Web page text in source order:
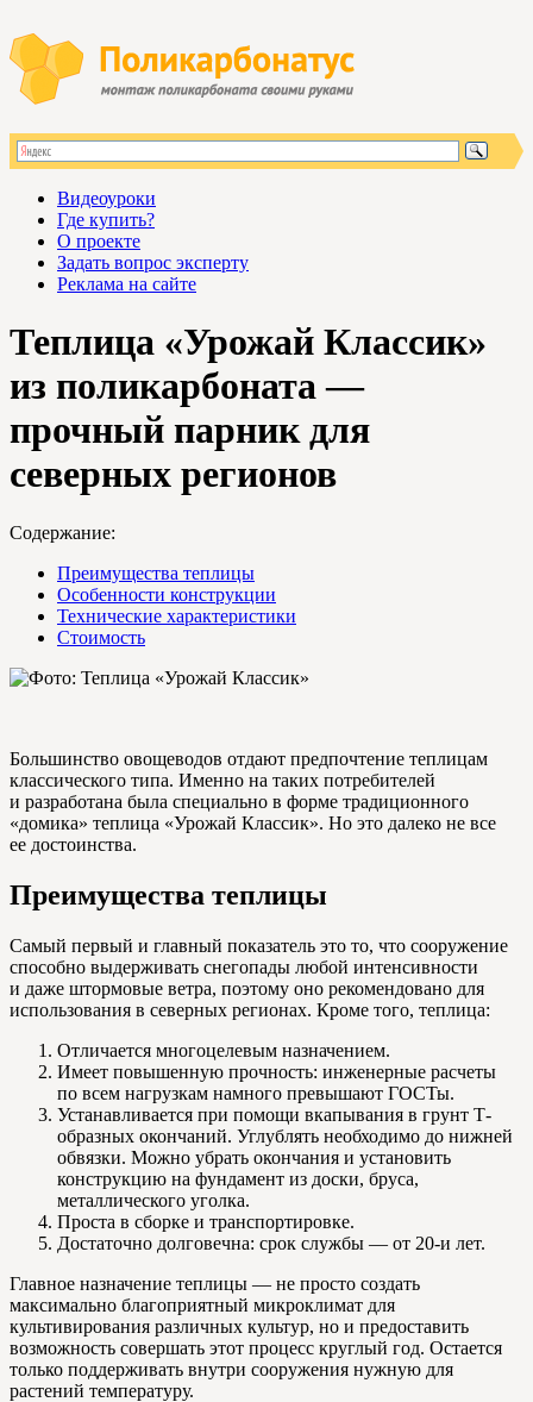
Видеоуроки
Где купить?
О проекте
Задать вопрос эксперту
Реклама на сайте
Теплица «Урожай Классик»
из поликарбоната —
прочный парник для
северных регионов
Содержание:
Преимущества теплицы
Особенности конструкции
Технические характеристики
Стоимость
Большинство овощеводов отдают предпочтение теплицам
классического типа. Именно на таких потребителей
и разработана была специально в форме традиционного
«домика» теплица «Урожай Классик». Но это далеко не все
ее достоинства.
Преимущества теплицы
Самый первый и главный показатель это то, что сооружение
способно выдерживать снегопады любой интенсивности
и даже штормовые ветра, поэтому оно рекомендовано для
использования в северных регионах. Кроме того, теплица:
Отличается многоцелевым назначением.
Имеет повышенную прочность: инженерные расчеты
по всем нагрузкам намного превышают ГОСТы.
Устанавливается при помощи вкапывания в грунт Т-
образных окончаний. Углублять необходимо до нижней
обвязки. Можно убрать окончания и установить
конструкцию на фундамент из доски, бруса,
металлического уголка.
Проста в сборке и транспортировке.
Достаточно долговечна: срок службы — от 20-и лет.
Главное назначение теплицы — не просто создать
максимально благоприятный микроклимат для
культивирования различных культур, но и предоставить
возможность совершать этот процесс круглый год. Остается
только поддерживать внутри сооружения нужную для
растений температуру.